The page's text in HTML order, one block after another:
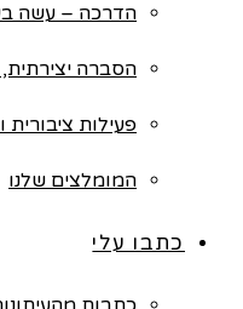
הדרכה – עשה
הסברה יצירתית,
פעילות ציבורית
המומלצים שלנו
כתבו עלי